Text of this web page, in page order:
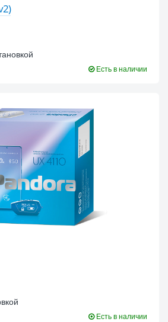
Есть в наличии
Есть в наличии